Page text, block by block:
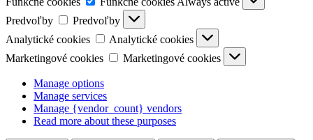
Predvoľby
Predvoľby
Analytické cookies
Analytické cookies
Marketingové cookies
Marketingové cookies
Manage options
Manage services
Manage {vendor_count} vendors
Read more about these purposes